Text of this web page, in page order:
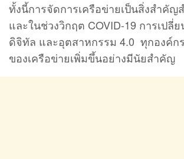
ทั้งนี้การจัดการเครือข่ายเป็นสิ่งสําคัญ
และในช่วงวิกฤต COVID-19 การเปลี่
ดิจิทัล และอุตสาหกรรม 4.0 ทุกองค์
ของเครือข่ายเพิ่มขึ้นอย่างมีนัยสำคัญ